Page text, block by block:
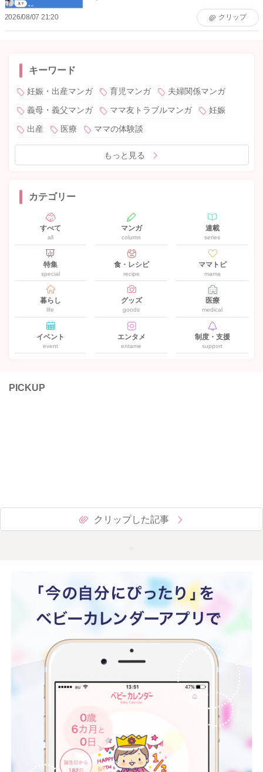
2026/08/07 21:20 クリップ
キーワード
妊娠・出産マンガ 育児マンガ
夫婦関係マンガ
義母・義父マンガ
ママ友トラブルマンガ
妊娠
出産
医療 ママの体験談
もっと見る
カテゴリー
すべて
all
マンガ
column
連載
series
特集
special
食・レシピ
recipe
ママトピ
mama
暮らし
life
グッズ
goods
医療
medical
イベント
event
エンタメ
entame
制度・支援
support
PICKUP
クリップした記事